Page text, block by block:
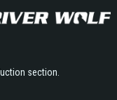
section.